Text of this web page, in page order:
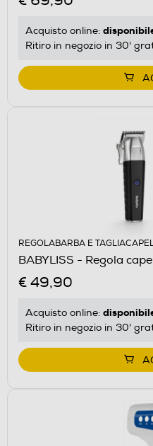
Acquisto online:
Ritiro in negozio in 30'
REGOLABARBA E
BABYLISS - Regola
€ 49,90
Acquisto online:
Ritiro in negozio in 30'